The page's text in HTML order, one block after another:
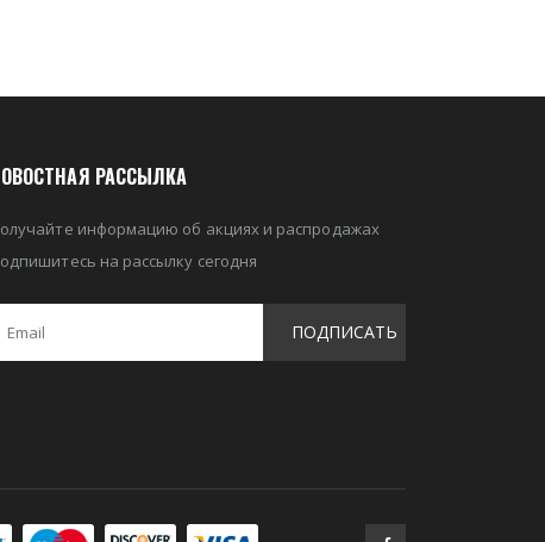
РАССЫЛКА
информацию об акциях и распродажах
на рассылку сегодня
ПОДПИСАТЬ